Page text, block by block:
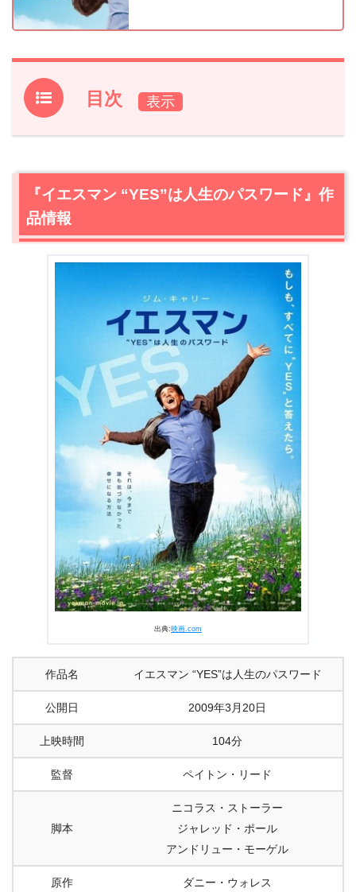
目次
1.『イエスマン “YES”は人生のパスワード』作品情報
あらすじ・感想
2.1主人公カール・アレン（ジム・キャリー）の生き方から
人生で大切なことを多く学べる作品
2.2
くなる
随所に散りばめられた笑いどころに息つく暇がない
ズーイー・デジャネルが演じたヒロインのアリソンが
本当に可愛いすぎる
『イエスマン “YES”は人生のパスワード』まとめ
『イエスマン “YES”は人生のパスワード』作
品情報
出典:映画.com
作品名 イエスマン “YES”は人生のパスワード
公開日 2009年3月20日
上映時間 104分
監督 ペイトン・リード
脚本
ニコラス・ストーラー
ジャレッド・ポール
アンドリュー・モーゲル
原作 ダニー・ウォレス